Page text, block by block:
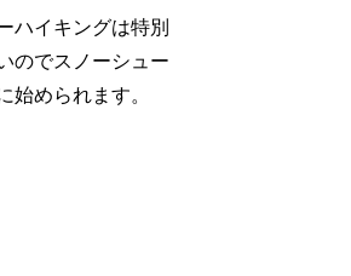
ハイキングは特別
のでスノーシュー
始められます。